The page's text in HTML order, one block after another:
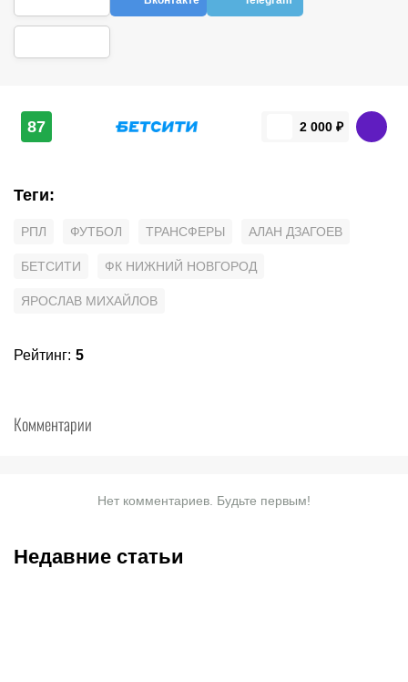
87 2 000 ₽
Теги:
РПЛ ФУТБОЛ ТРАНСФЕРЫ АЛАН ДЗАГОЕВ
БЕТСИТИ ФК НИЖНИЙ НОВГОРОД
ЯРОСЛАВ МИХАЙЛОВ
Рейтинг: 5
Комментарии
Нет комментариев. Будьте первым!
Недавние статьи